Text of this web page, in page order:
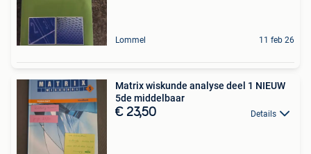
Lommel 11 feb 26
Matrix wiskunde analyse deel 1 NIEUW
5de middelbaar
€ 23,50 Details